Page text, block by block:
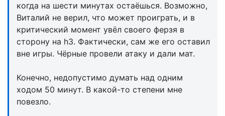
когда на шести минутах остаёшься. Возможно,
Виталий не верил, что может проиграть, и в
критический момент увёл своего ферзя в
сторону на h3. Фактически, сам же его оставил
вне игры. Чёрные провели атаку и дали мат.
Конечно, недопустимо думать над одним
ходом 50 минут. В какой-то степени мне
повезло.